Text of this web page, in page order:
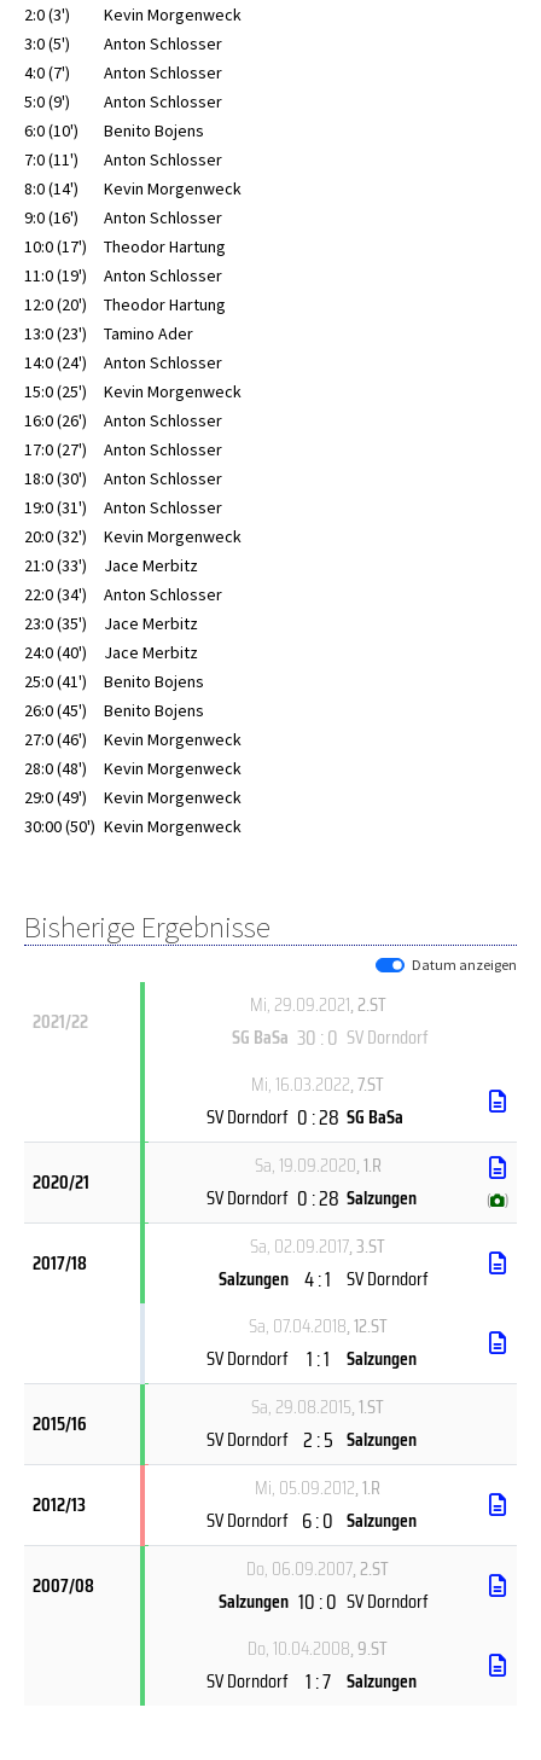
2:0 (3')
Kevin Morgenweck
3:0 (5')
Anton Schlosser
4:0 (7')
Anton Schlosser
5:0 (9')
Anton Schlosser
6:0 (10')
Benito Bojens
7:0 (11')
Anton Schlosser
8:0 (14')
Kevin Morgenweck
9:0 (16')
Anton Schlosser
10:0 (17')
Theodor Hartung
11:0 (19')
Anton Schlosser
12:0 (20')
Theodor Hartung
13:0 (23')
Tamino Ader
14:0 (24')
Anton Schlosser
15:0 (25')
Kevin Morgenweck
16:0 (26')
Anton Schlosser
17:0 (27')
Anton Schlosser
18:0 (30')
Anton Schlosser
19:0 (31')
Anton Schlosser
20:0 (32')
Kevin Morgenweck
21:0 (33')
Jace Merbitz
22:0 (34')
Anton Schlosser
23:0 (35')
Jace Merbitz
24:0 (40')
Jace Merbitz
25:0 (41')
Benito Bojens
26:0 (45')
Benito Bojens
27:0 (46')
Kevin Morgenweck
28:0 (48')
Kevin Morgenweck
29:0 (49')
Kevin Morgenweck
30:00 (50') Kevin Morgenweck
Bisherige Ergebnisse
Datum anzeigen
2021/22
Mi, 29.09.2021, 2.ST
SG BaSa 30 : 0 SV Dorndorf
Mi, 16.03.2022, 7.ST
SV Dorndorf 0 : 28 SG BaSa
2020/21
Sa, 19.09.2020, 1.R
SV Dorndorf 0 : 28 Salzungen ( )
2017/18
Sa, 02.09.2017, 3.ST
Salzungen 4 : 1 SV Dorndorf
Sa, 07.04.2018, 12.ST
SV Dorndorf
1 : 1 Salzungen
2015/16
Sa, 29.08.2015, 1.ST
SV Dorndorf 2 : 5 Salzungen
2012/13
Mi, 05.09.2012, 1.R
SV Dorndorf 6 : 0 Salzungen
2007/08
Do, 06.09.2007, 2.ST
Salzungen 10 : 0 SV Dorndorf
Do, 10.04.2008, 9.ST
SV Dorndorf 1 : 7 Salzungen